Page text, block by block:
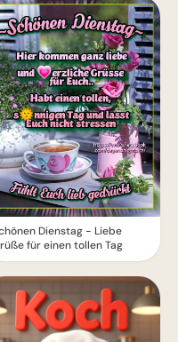
Dienstag - Liebe
für einen tollen Tag